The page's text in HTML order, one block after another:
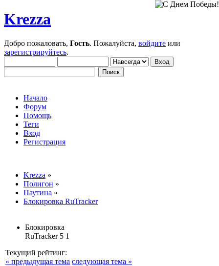
Krezza
Добро пожаловать, Гость. Пожалуйста, войдите или
зарегистрируйтесь.
Начало
Форум
Помощь
Теги
Вход
Регистрация
Krezza »
Полигон »
Паутина »
Блокировка RuTracker
Блокировка
RuTracker 5 1
Текущий рейтинг:
« предыдущая тема следующая тема »